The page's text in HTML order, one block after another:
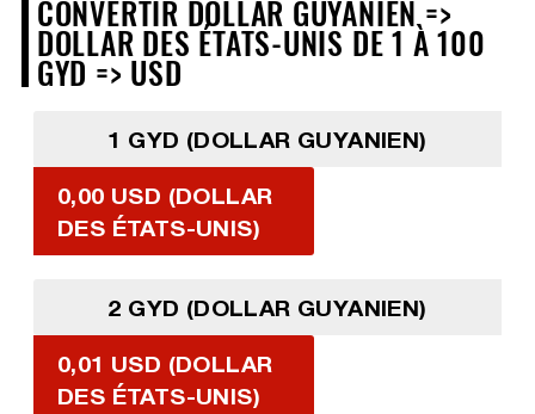
CONVERTIR DOLLAR GUYANIEN =>
DOLLAR DES ÉTATS-UNIS DE 1 À 100
GYD => USD
1 GYD (DOLLAR GUYANIEN)
0,00 USD (DOLLAR
DES ÉTATS-UNIS)
2 GYD (DOLLAR GUYANIEN)
0,01 USD (DOLLAR
DES ÉTATS-UNIS)